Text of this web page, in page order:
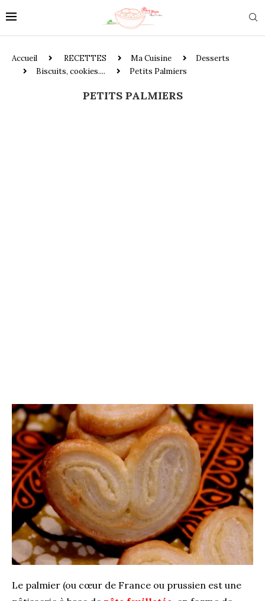
Accueil RECETTES Ma Cuisine
Desserts
Biscuits, cookies....
Petits Palmiers
PETITS PALMIERS
Le palmier (ou cœur de France ou prussien est une